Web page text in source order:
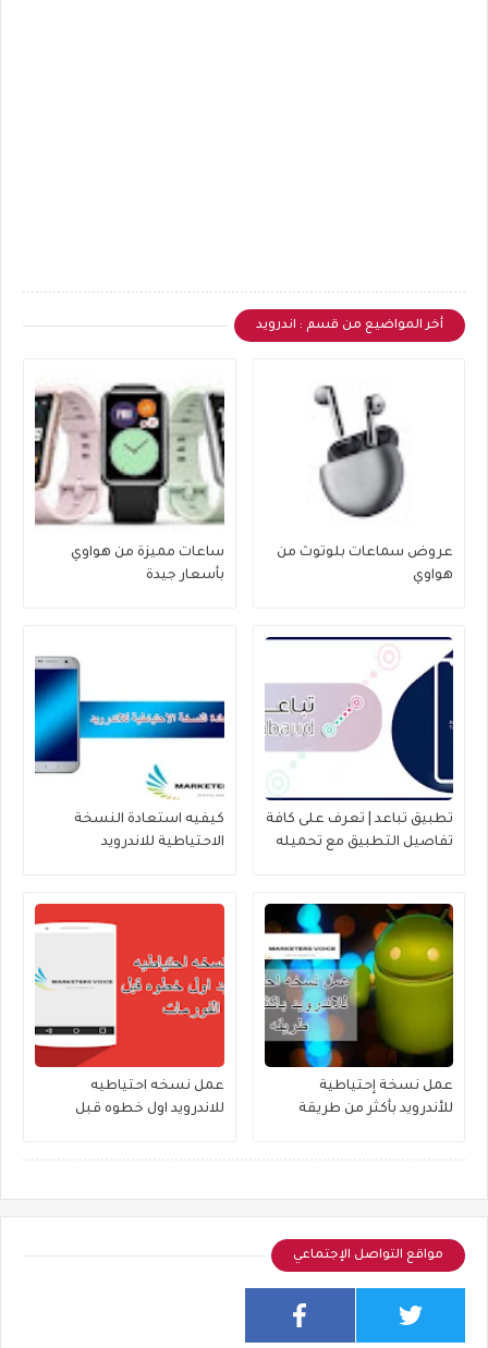
أخر المواضيع من قسم : اندرويد
عروض سماعات بلوتوث من
هواوي
ساعات مميزة من هواوي
بأسعار جيدة
تطبيق تباعد | تعرف على كافة
تفاصيل التطبيق مع تحميله
كيفيه استعادة النسخة
الاحتياطية للاندرويد
عمل نسخة إحتياطية
للأندرويد بأكثر من طريقة
عمل نسخه احتياطيه
للاندرويد اول خطوه قبل
مواقع التواصل الإجتماعي